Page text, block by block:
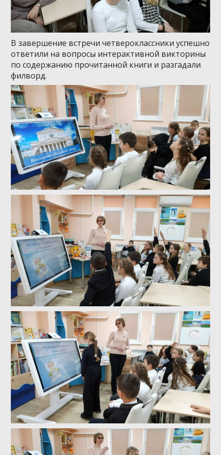
В завершение встречи четвероклассники успешно
ответили на вопросы интерактивной викторины
по содержанию прочитанной книги и разгадали
филворд.